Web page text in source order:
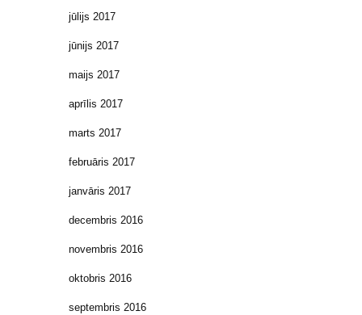
jūlijs 2017
jūnijs 2017
maijs 2017
aprīlis 2017
marts 2017
februāris 2017
janvāris 2017
decembris 2016
novembris 2016
oktobris 2016
septembris 2016